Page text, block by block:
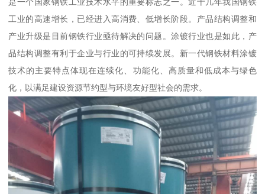
是一个国家钢铁工业技术水平的重要标志之一。近十几年我国钢铁
工业的高速增长，已经进入高消费、低增长阶段。产品结构调整和
产业升级是目前钢铁行业亟待解决的问题。涂镀行业也是如此，产
品结构调整有利于企业与行业的可持续发展。新一代钢铁材料涂镀
技术的主要特点体现在连续化、功能化、高质量和低成本与绿色
化，以满足建设资源节约型与环境友好型社会的需求。